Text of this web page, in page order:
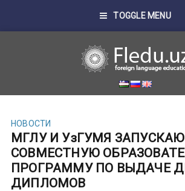
TOGGLE MENU
НОВОСТИ
МГЛУ И УзГУМЯ
СОВМЕСТНУЮ
ПРОГРАММУ ПО ВЫДАЧЕ
ДИПЛОМОВ